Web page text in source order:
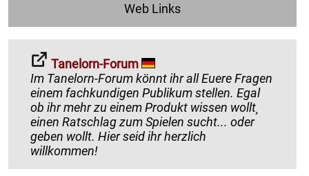
Web Links
Tanelorn-Forum
Im Tanelorn-Forum könnt ihr all Euere Fragen
einem fachkundigen Publikum stellen. Egal
ob ihr mehr zu einem Produkt wissen wollt¸
einen Ratschlag zum Spielen sucht... oder
geben wollt. Hier seid ihr herzlich
willkommen!